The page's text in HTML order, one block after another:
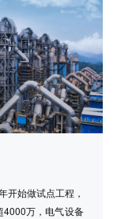
开始做试点工程，
4000万，电气设备